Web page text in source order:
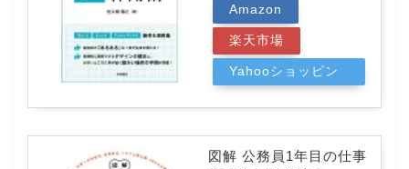
Amazon
楽天市場
Yahooショッピン
図解 公務員1年目の仕事